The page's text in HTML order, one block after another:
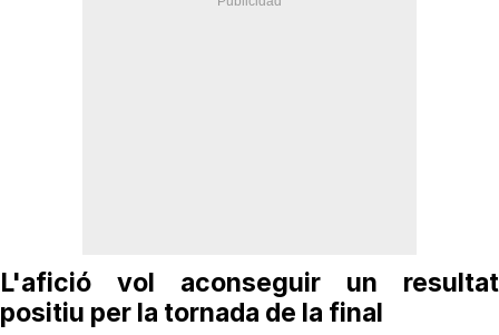
L'afició vol aconseguir un resultat
positiu per la tornada de la final